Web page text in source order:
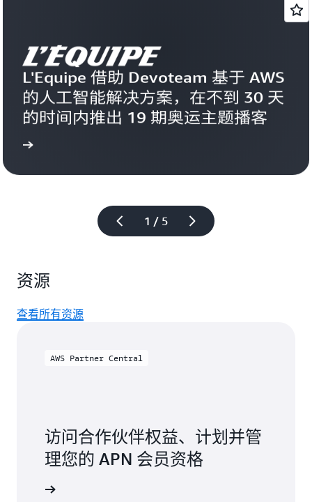
1 / 5
L'Equipe 借助 Devoteam 基于 AWS
的人工智能解决方案，在不到 30 天
了
资源
查看所有资源
AWS Partner Central
访问合作伙伴权益、计划并管
理您的 APN 会员资格